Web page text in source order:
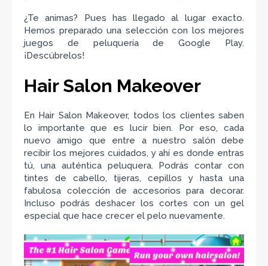
¿Te animas? Pues has llegado al lugar exacto.
Hemos preparado una selección con los mejores
juegos de peluquería de Google Play.
¡Descúbrelos!
Hair Salon Makeover
En Hair Salon Makeover, todos los clientes saben
lo importante que es lucir bien. Por eso, cada
nuevo amigo que entre a nuestro salón debe
recibir los mejores cuidados, y ahí es donde entras
tú, una auténtica peluquera. Podrás contar con
tintes de cabello, tijeras, cepillos y hasta una
fabulosa colección de accesorios para decorar.
Incluso podrás deshacer los cortes con un gel
especial que hace crecer el pelo nuevamente.